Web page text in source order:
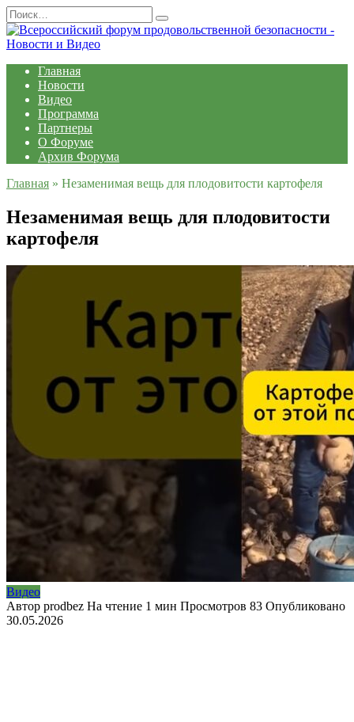
Перейти
к
содержанию
Search
for:
Главная
Новости
Видео
Программа
Партнеры
О Форуме
Архив Форума
Главная » Незаменимая вещь для плодовитости картофеля
Незаменимая вещь для плодовитости
картофеля
Видео
Автор prodbez На чтение 1 мин Просмотров 83 Опубликовано
30.05.2026